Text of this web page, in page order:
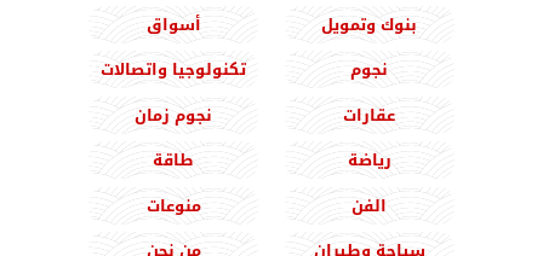
بنوك وتمويل
أسواق
نجوم
تكنولوجيا واتصالات
عقارات
نجوم زمان
رياضة
طاقة
الفن
منوعات